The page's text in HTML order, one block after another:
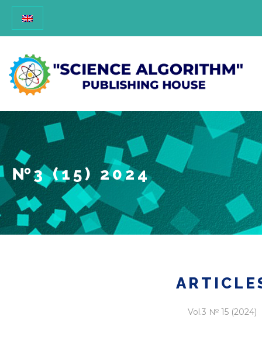
№3 (15) 2024
Vol.3 № 15 (2024)